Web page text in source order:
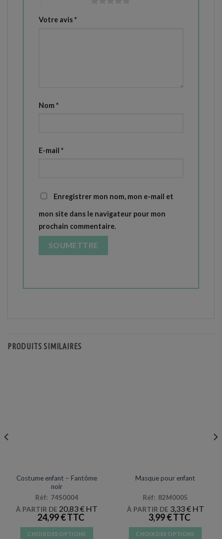
Votre avis*
Nom *
E-mail *
Enregistrer mon nom, mon e-mail et
mon site dans le navigateur pour mon
prochain commentaire.
PRODUITS SIMILAIRES
Costume enfant – Fantôme
noir
Réf: 74S0004
À PARTIR DE 20,83€
24,99€
CHOIX DES OPTIONS
Masque pour enfant
Réf: 82M0005
À PARTIR DE 3,33€
3,99€
CHOIX DES OPTIONS